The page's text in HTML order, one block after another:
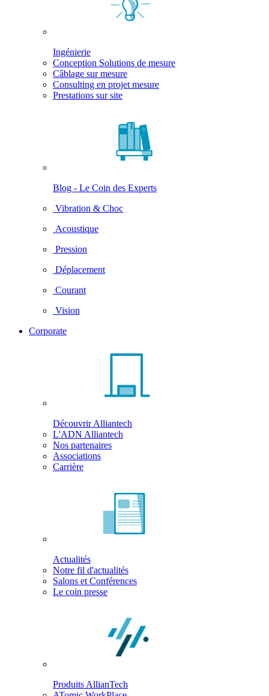
Ingénierie
Conception Solutions de mesure
Câblage sur mesure
Consulting en projet mesure
Prestations sur site
Blog - Le Coin des Experts
Vibration & Choc
Acoustique
Pression
Déplacement
Courant
Vision
Corporate
Découvrir Alliantech
L'ADN Alliantech
Nos partenaires
Associations
Carrière
Actualités
Notre fil d'actualités
Salons et Conférences
Le coin presse
Produits AllianTech